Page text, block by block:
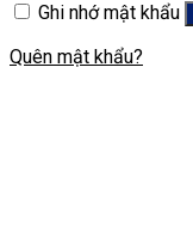
Ghi nhớ mật khẩu
Quên mật khẩu?